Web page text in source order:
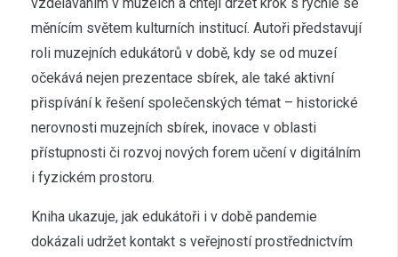
měnícím světem kulturních institucí. Autoři představují
roli muzejních edukátorů v době, kdy se od muzeí
očekává nejen prezentace sbírek, ale také aktivní
přispívání k řešení společenských témat – historické
nerovnosti muzejních sbírek, inovace v oblasti
přístupnosti či rozvoj nových forem učení v digitálním
i fyzickém prostoru.
Kniha ukazuje, jak edukátoři i v době pandemie
dokázali udržet kontakt s veřejností prostřednictvím